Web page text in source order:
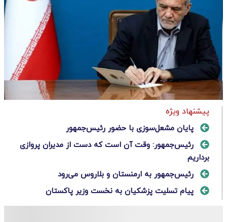
پیشنهاد ویژه
پایان مشعل‌سوزی با حضور رئیس‌جمهور
رئیس‌جمهور: وقت آن است که دست از مدیران پروازی
برداریم
رئیس‌جمهور به ارمنستان و بلاروس می‌رود
پیام تسلیت پزشکیان به نخست وزیر پاکستان